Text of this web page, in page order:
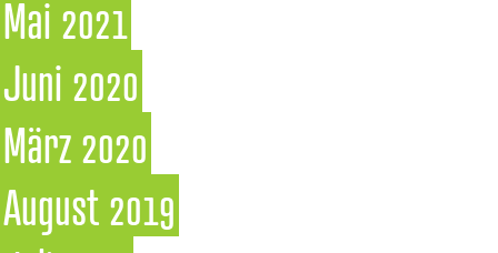
Mai 2021
Juni 2020
März 2020
August 2019